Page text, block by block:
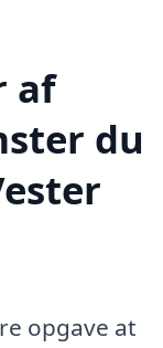
af
du
opgave at